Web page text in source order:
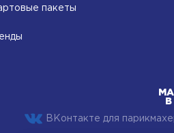
пакеты
ВКонтакте для